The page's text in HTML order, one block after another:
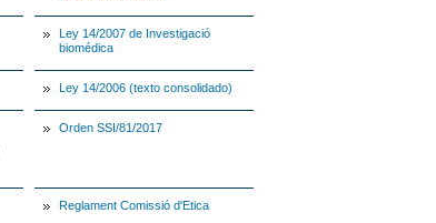
Ley 14/2007 de Investigació
biomédica
Ley 14/2006 (texto consolidado)
Orden SSI/81/2017
Reglament Comissió d'Etica